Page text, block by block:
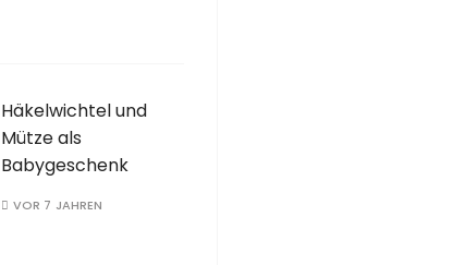
Häkelwichtel und
Mütze als
Babygeschenk
VOR 7 JAHREN